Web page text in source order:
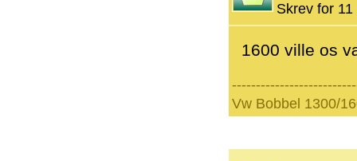
Skrev for
1600 ville os
Vw Bobbel 1300/